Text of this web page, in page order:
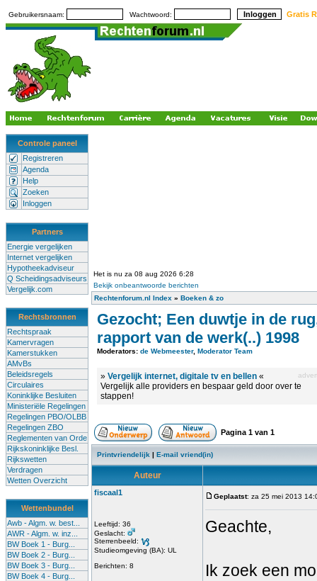
Gebruikersnaam: Wachtwoord: Gratis
Controle paneel
Registreren
Agenda
Help
Zoeken
Inloggen
Partners
Energie vergelijken
Internet vergelijken
Hypotheekadviseur
Q Scheidingsadviseurs
Vergelijk.com
Rechtsbronnen
Rechtspraak
Kamervragen
Kamerstukken
AMvBs
Beleidsregels
Circulaires
Koninklijke Besluiten
Ministeriële Regelingen
Regelingen PBO/OLBB
Regelingen ZBO
Reglementen van Orde
Rijkskoninklijke Besl.
Rijkswetten
Verdragen
Wetten Overzicht
Wettenbundel
Awb - Algm. w. best...
AWR - Algm. w. inz...
BW Boek 1 - Burg...
BW Boek 2 - Burg...
BW Boek 3 - Burg...
BW Boek 4 - Burg...
Het is nu za 08 aug 2026 6:28
Bekijk onbeantwoorde berichten
Rechtenforum.nl Index » Boeken & zo
Gezocht; Een duwtje in de
rapport van de werk(..) 1998
Moderators: de Webmeester, Moderator Team
» Vergelijk internet, digitale tv en bellen «
Vergelijk alle providers en bespaar geld door over te
stappen!
Pagina 1 van 1
Printvriendelijk | E-mail vriend(in)
Auteur
fiscaal1
Leeftijd: 36
Geslacht:
Sterrenbeeld:
Studieomgeving (BA): UL
Berichten: 8
Geplaatst: za 25 mei 2013
Geachte,
Ik zoek een